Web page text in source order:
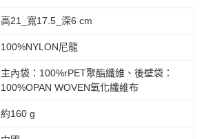
高21_寬17.5_深6 cm
100%NYLON尼龍
主內袋：100%rPET聚酯纖維、後壁袋：
100%OPAN WOVEN氧化纖維布
約160 g